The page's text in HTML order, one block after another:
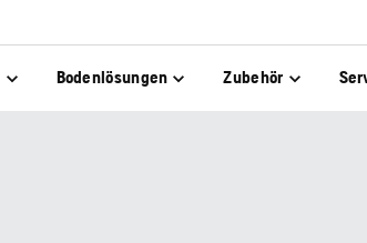
Bodenlösungen Zubehör